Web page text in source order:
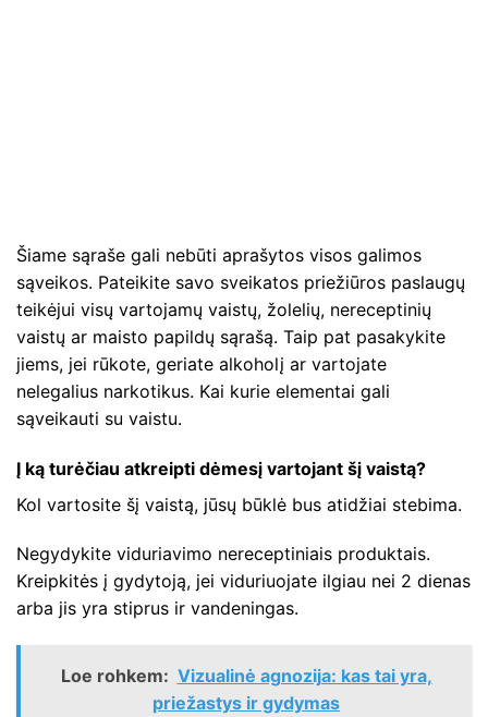
Šiame sąraše gali nebūti aprašytos visos galimos
sąveikos. Pateikite savo sveikatos priežiūros paslaugų
teikėjui visų vartojamų vaistų, žolelių, nereceptinių
vaistų ar maisto papildų sąrašą. Taip pat pasakykite
jiems, jei rūkote, geriate alkoholį ar vartojate
nelegalius narkotikus. Kai kurie elementai gali
sąveikauti su vaistu.
Į ką turėčiau atkreipti dėmesį vartojant šį vaistą?
Kol vartosite šį vaistą, jūsų būklė bus atidžiai stebima.
Negydykite viduriavimo nereceptiniais produktais.
Kreipkitės į gydytoją, jei viduriuojate ilgiau nei 2 dienas
arba jis yra stiprus ir vandeningas.
Loe rohkem: Vizualinė agnozija: kas tai yra,
priežastys ir gydymas